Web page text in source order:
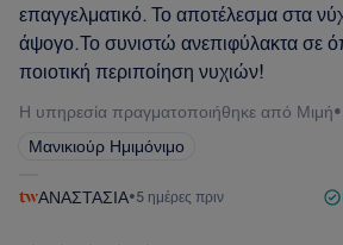
επαγγελματικό. Το αποτέλεσμα στα
άψογο.Το συνιστώ ανεπιφύλακτα σε
ποιοτική περιποίηση νυχιών!
Η υπηρεσία πραγματοποιήθηκε από Μιμή•
Μανικιούρ Ημιμόνιμο
ΑΝΑΣΤΑΣΙΑ•5 ημέρες πριν